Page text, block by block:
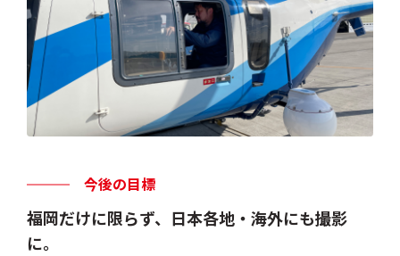
今後の目標
福岡だけに限らず、日本各地・海外にも撮影
に。